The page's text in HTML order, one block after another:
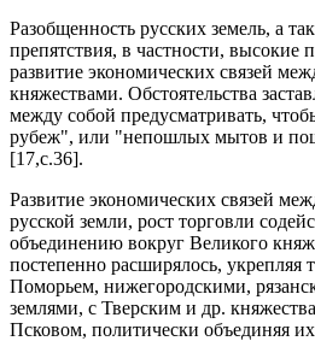
Разобщенность русских земель, а
препятствия, в частности, высокие
развитие экономических связей
княжествами. Обстоятельства
между собой предусматривать,
рубеж", или "непошлых мытов и
[17,c.36].
Развитие экономических связей
русской земли, рост торговли
объединению вокруг Великого
постепенно расширялось, укрепляя
Поморьем, нижегородскими,
землями, с Тверским и др.
Псковом, политически объединяя их